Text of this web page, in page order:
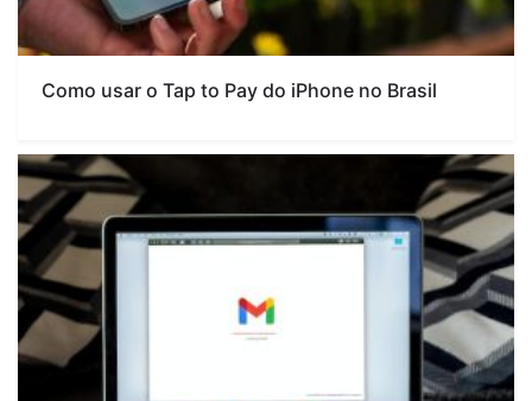
Como usar o Tap to Pay do iPhone no Brasil